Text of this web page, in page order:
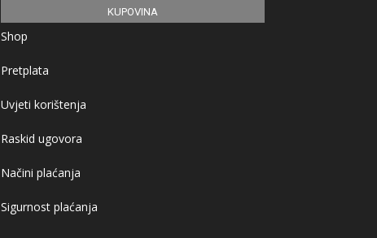
KUPOVINA
Shop
Pretplata
Uvjeti korištenja
Raskid ugovora
Načini plaćanja
Sigurnost plaćanja